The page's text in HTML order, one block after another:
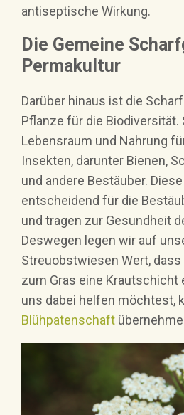
antiseptische Wirkung.
Die Gemeine
Permakultur
Darüber hinaus ist die
Pflanze für die Biodiversität.
Lebensraum und Nahrung
Insekten, darunter Bienen,
und andere Bestäuber.
entscheidend für die
und tragen zur Gesundheit
Deswegen legen wir auf
Streuobstwiesen Wert,
zum Gras eine Krautschicht
uns dabei helfen möchtest,
Blühpatenschaft